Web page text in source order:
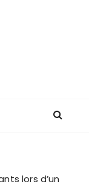
lors d’un